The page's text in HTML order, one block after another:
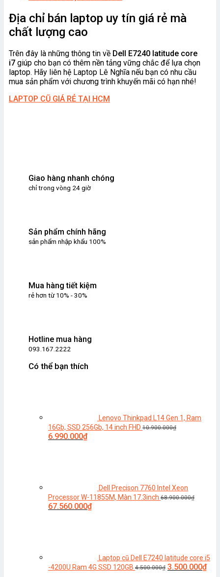
Địa chỉ bán laptop uy tín giá rẻ mà
chất lượng cao
Trên đây là những thông tin về Dell E7240 latitude core
i7 giúp cho bạn có thêm nền tảng vững chắc để lựa chọn
laptop. Hãy liên hệ Laptop Lê Nghĩa nếu bạn có nhu cầu
mua sản phẩm với chương trình khuyến mãi có hạn nhé!
LAPTOP CŨ GIÁ RẺ TẠI HCM
Giao hàng nhanh chóng
chỉ trong vòng 24 giờ
Sản phẩm chính hãng
sản phẩm nhập khẩu 100%
Mua hàng tiết kiệm
rẻ hơn từ 10% - 30%
Hotline mua hàng
093.167.2222
Có thể bạn thích
Lenovo Thinkpad L14 Gen 1, Ram
16Gb, SSD 256Gb, 14 inch FHD 10.900.000₫
Giá
6.990.000₫Giá
Dell Precison 7760 Intel Xeon
Processor W-11855M, Màn 17.3inch 68.900.000₫
Giá
67.560.000₫Giá
Laptop cũ Dell E7240 latitude core i5
-4200U Ram 4G SSD 120GB 4.500.000₫ Giá
3.500.000₫Giá